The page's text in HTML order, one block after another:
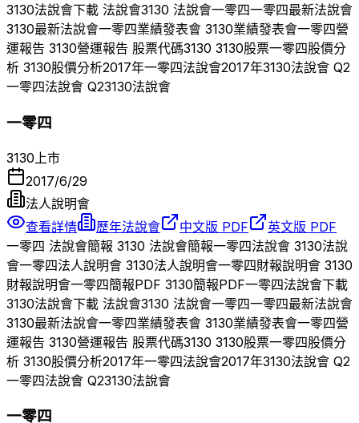
3130法說會下載 法說會3130 法說會一零四一零四最新法說會
3130最新法說會一零四業績發表會 3130業績發表會一零四營
運報告 3130營運報告 股票代碼3130 3130股票一零四股價分
析 3130股價分析2017年一零四法說會2017年3130法說會 Q2
一零四法說會 Q23130法說會
一零四
3130 上市
2017/6/29
法人說明會
查看詳情
歷年法說會 中文版 PDF
英文版 PDF
一零四 法說會簡報 3130 法說會簡報一零四法說會 3130法說
會一零四法人說明會 3130法人說明會一零四財報說明會 3130
財報說明會一零四簡報PDF 3130簡報PDF一零四法說會下載
3130法說會下載 法說會3130 法說會一零四一零四最新法說會
3130最新法說會一零四業績發表會 3130業績發表會一零四營
運報告 3130營運報告 股票代碼3130 3130股票一零四股價分
析 3130股價分析2017年一零四法說會2017年3130法說會 Q2
一零四法說會 Q23130法說會
一零四